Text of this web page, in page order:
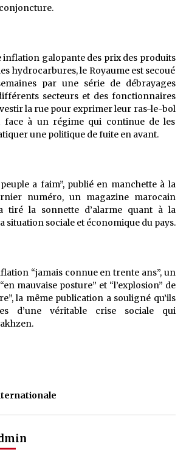
inflation galopante des prix des produits
hydrocarbures, le Royaume est secoué
par une série de débrayages
secteurs et des fonctionnaires
la rue pour exprimer leur ras-le-bol
face à un régime qui continue de les
une politique de fuite en avant.
a faim”, publié en manchette à la
numéro, un magazine marocain
tiré la sonnette d’alarme quant à la
situation sociale et économique du pays.
“jamais connue en trente ans”, un
mauvaise posture” et “l’explosion” de
la même publication a souligné qu’ils
d’une véritable crise sociale qui